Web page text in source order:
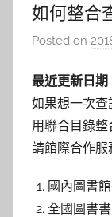
如何整合
Posted on
最近更新日期
如果想一次查
用聯合目錄
請館際合作服
國內圖書
全國圖書